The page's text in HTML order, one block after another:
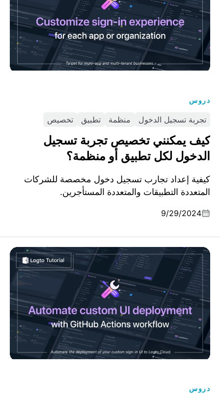
دروس
تجربة تسجيل الدخول منظمة تطبيق تخصيص
كيف يمكنني تخصيص تجربة تسجيل
الدخول لكل تطبيق أو منظمة؟
كيفية إعداد تجارب تسجيل دخول مخصصة للشركات
المتعددة التطبيقات والمتعددة المستأجرين.
9/29/2024
دروس
أتمت نشر واجهة تسجيل الدخول المخصصة لك باستخدام سير
عمل GitHub Actions